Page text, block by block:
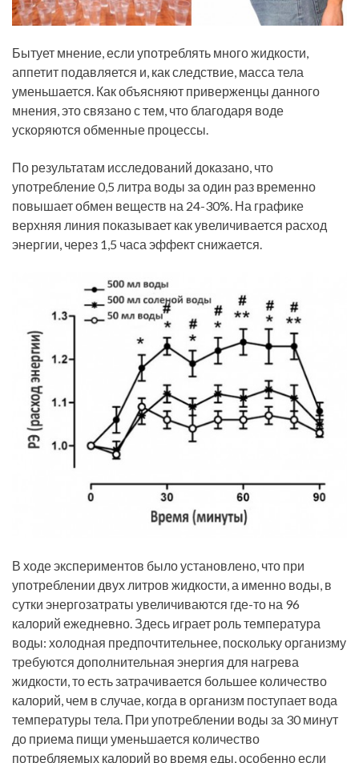
Бытует мнение, если употреблять много жидкости,
аппетит подавляется и, как следствие, масса тела
уменьшается. Как объясняют приверженцы данного
мнения, это связано с тем, что благодаря воде
ускоряются обменные процессы.
По результатам исследований доказано, что
употребление 0,5 литра воды за один раз временно
повышает обмен веществ на 24-30%. На графике
верхняя линия показывает как увеличивается расход
энергии, через 1,5 часа эффект снижается.
В ходе экспериментов было установлено, что при
употреблении двух литров жидкости, а именно воды, в
сутки энергозатраты увеличиваются где-то на 96
калорий ежедневно. Здесь играет роль температура
воды: холодная предпочтительнее, поскольку организму
требуются дополнительная энергия для нагрева
жидкости, то есть затрачивается большее количество
калорий, чем в случае, когда в организм поступает вода
температуры тела. При употреблении воды за 30 минут
до приема пищи уменьшается количество
потребляемых калорий во время еды, особенно если